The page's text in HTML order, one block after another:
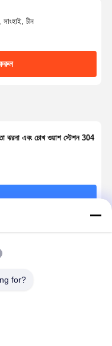
চীন
ঝরনা এবং চোখ ওয়াশ স্টেশন 304
for?